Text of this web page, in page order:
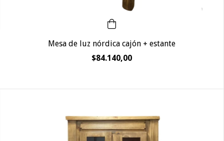
Mesa de luz nórdica cajón + estante
$84.140,00